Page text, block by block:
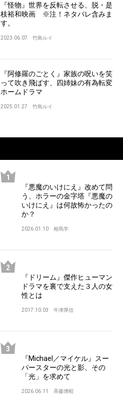
『怪物』世界を反転させる、脱・是
枝裕和映画 ※注！ネタバレ含みま
す。
2023.06.07 竹島ルイ
『阿修羅のごとく』家族の呪いを笑
って吹き飛ばす、四姉妹の有為転変
ホームドラマ
2025.01.27 竹島ルイ
『悪魔のいけにえ』改めて問
う、ホラーの金字塔『悪魔の
いけにえ』は何故怖かったの
か？
2026.01.10 相馬学
『ドリーム』傑作ヒューマン
ドラマを裏で支えた３人の女
性とは
2017.10.03 牛津厚信
『Michael／マイケル』スー
パースターの光と影、その
「光」を求めて
2026.06.11 斉藤博昭